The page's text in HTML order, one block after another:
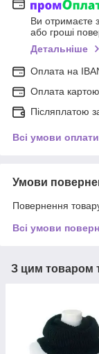
Ви отримаєте
або гроші
Детальніше
Оплата на
Оплата
Післяплатою
Всі умови оплати
Умови
Повернення
Всі умови
З цим товаром